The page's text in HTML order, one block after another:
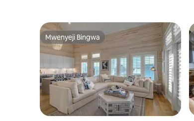
Mwenyeji Bingwa
Mwenyeji Bingwa